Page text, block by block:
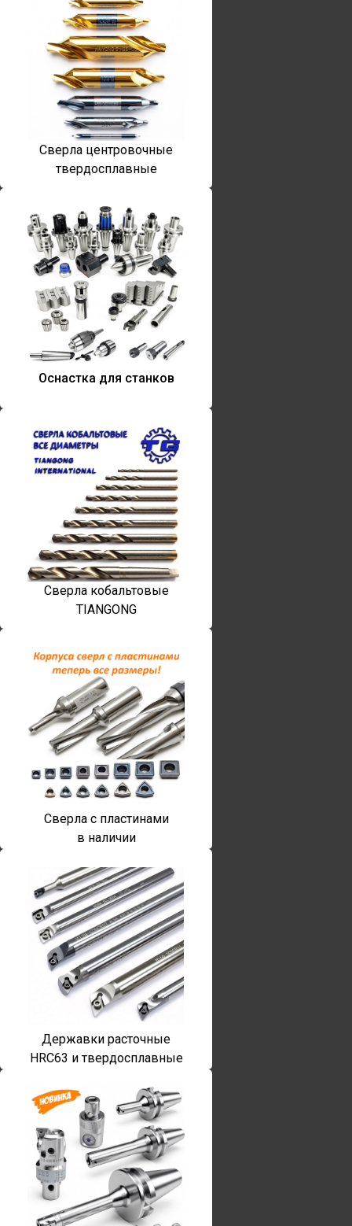
Сверла центровочные
твердосплавные
Оснастка для станков
Сверла кобальтовые
TIANGONG
Сверла с пластинами
в наличии
Державки расточные
HRC63 и твердосплавные